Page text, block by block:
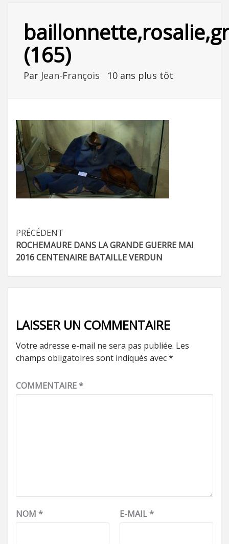
(165)
Par Jean-François 10 ans plus tôt
Navigation
d’article
PRÉCÉDENT
ROCHEMAURE DANS LA GRANDE GUERRE MAI
2016 CENTENAIRE BATAILLE VERDUN
LAISSER UN COMMENTAIRE
Votre adresse e-mail ne sera pas publiée. Les
champs obligatoires sont indiqués avec*
COMMENTAIRE*
NOM * E-MAIL*